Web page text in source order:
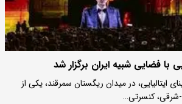
با فضایی شبیه ایران برگزار شد
ایتالیایی، در میدان ریگستان سمرقند، یکی از
شرقی، کنسرتی…